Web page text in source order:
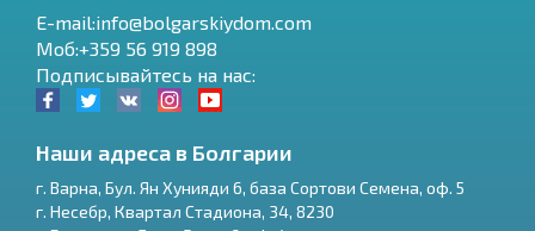
E-mail:info@bolgarskiydom.com
Моб:+359 56 919 898
Подписывайтесь на нас:
Наши адреса в Болгарии
г. Варна, Бул. Ян Хунияди 6, база Сортови Семена, оф. 5
г. Несебр, Квартал Стадиона, 34, 8230